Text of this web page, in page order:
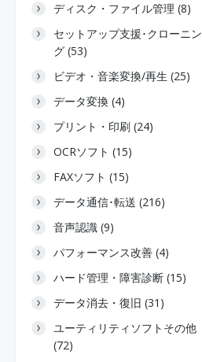
ディスク・ファイル管理 (8)
セットアップ支援･クローニン
グ (53)
ビデオ・音楽変換/再生 (25)
データ変換 (4)
プリント・印刷 (24)
OCRソフト (15)
FAXソフト (15)
データ通信･転送 (216)
音声認識 (9)
パフォーマンス改善 (4)
ハード管理・障害診断 (15)
データ消去・復旧 (31)
ユーティリティソフトその他
(72)